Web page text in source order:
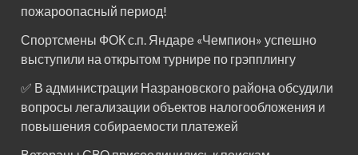
пожароопасный период!⁣⁣⠀
Спортсмены ФОК с.п. Яндаре «Чемпион» успешно
выступили на открытом турнире по грэпплингу
✅ В администрации Назрановского района обсудили
вопросы легализации объектов налогообложения и
повышения собираемости платежей